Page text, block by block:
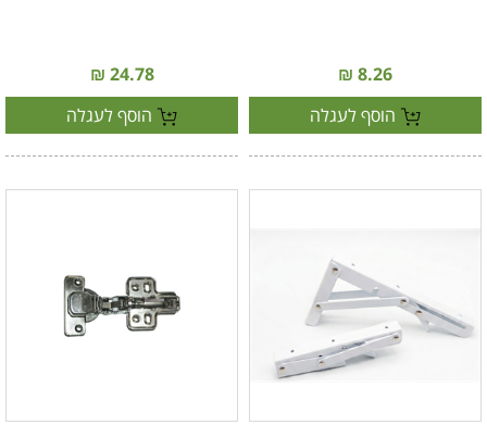
8.26 ₪
הוסף לעגלה
24.78 ₪
הוסף לעגלה